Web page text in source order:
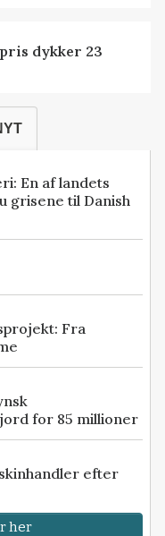
dykker 23
En af landets
grisene til Danish
Fra
for 85 millioner
efter
her